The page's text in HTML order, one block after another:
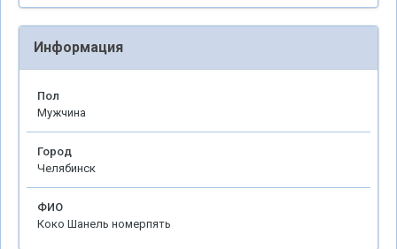
Информация
Пол
Мужчина
Город
Челябинск
ФИО
Коко Шанель номерпять